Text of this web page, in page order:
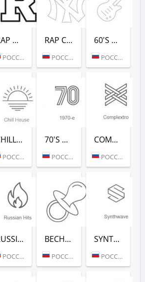
RAP HITS (РАДИО РЕКОРД)
РОССИЯ (МОСКВА)
RAP CLASSICS (РАДИО РЕКОРД)
РОССИЯ (МОСКВА)
60'S DANCE (РАДИО РЕКОРД)
РОССИЯ (МОСКВА)
CHILL HOUSE (РАДИО РЕКОРД)
РОССИЯ (МОСКВА)
70'S DANCE (РАДИО РЕКОРД)
РОССИЯ (МОСКВА)
COMPLEXTRO (РАДИО РЕКОРД)
РОССИЯ (МОСКВА)
RUSSIAN HITS (РАДИО РЕКОРД)
РОССИЯ (МОСКВА)
ВЕСНУШКА FM (РАДИО РЕКОРД)
РОССИЯ (МОСКВА)
SYNTHWAVE (РАДИО РЕКОРД)
РОССИЯ (МОСКВА)